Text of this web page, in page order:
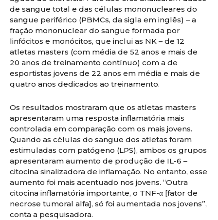
de sangue total e das células mononucleares do
sangue periférico (PBMCs, da sigla em inglês) – a
fração mononuclear do sangue formada por
linfócitos e monócitos, que inclui as NK – de 12
atletas masters (com média de 52 anos e mais de
20 anos de treinamento contínuo) com a de
esportistas jovens de 22 anos em média e mais de
quatro anos dedicados ao treinamento.
Os resultados mostraram que os atletas masters
apresentaram uma resposta inflamatória mais
controlada em comparação com os mais jovens.
Quando as células do sangue dos atletas foram
estimuladas com patógeno (LPS), ambos os grupos
apresentaram aumento de produção de IL-6 –
citocina sinalizadora de inflamação. No entanto, esse
aumento foi mais acentuado nos jovens. “Outra
citocina inflamatória importante, o TNF-α [fator de
necrose tumoral alfa], só foi aumentada nos jovens”,
conta a pesquisadora.